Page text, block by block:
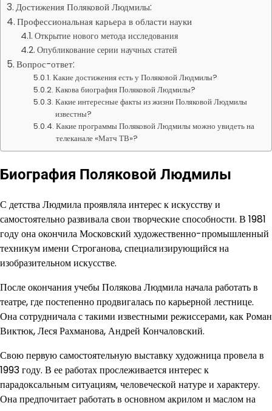
Достижения Поляковой Людмилы:
Профессиональная карьера в области науки
Открытие нового метода исследования
Опубликование серии научных статей
Вопрос-ответ:
Какие достижения есть у Поляковой Людмилы?
Какова биография Поляковой Людмилы?
Какие интересные факты из жизни Поляковой Людмилы
известны?
Какие программы Поляковой Людмилы можно увидеть на
телеканале «Матч ТВ»?
Биография Поляковой Людмилы
С детства Людмила проявляла интерес к искусству и
самостоятельно развивала свои творческие способности. В 1981
году она окончила Московский художественно-промышленный
техникум имени Строганова, специализирующийся на
изобразительном искусстве.
После окончания учебы Полякова Людмила начала работать в
театре, где постепенно продвигалась по карьерной лестнице.
Она сотрудничала с такими известными режиссерами, как Роман
Виктюк, Леся Рахманова, Андрей Кончаловский.
Свою первую самостоятельную выставку художница провела в
1993 году. В ее работах прослеживается интерес к
парадоксальным ситуациям, человеческой натуре и характеру.
Она предпочитает работать в основном акрилом и маслом на